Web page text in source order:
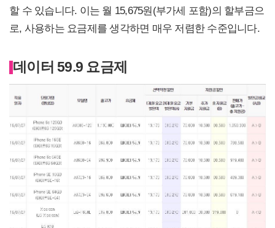
할 수 있습니다. 이는 월 15,675원(부가세 포함)의 할부금으
로, 사용하는 요금제를 생각하면 매우 저렴한 수준입니다.
데이터 59.9 요금제